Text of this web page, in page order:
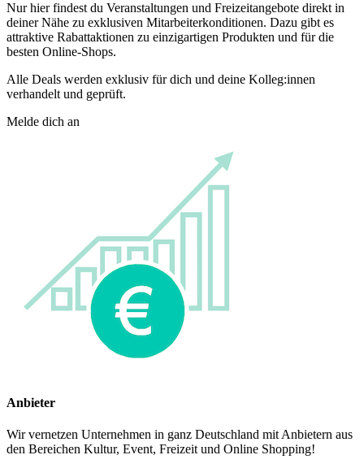
Nur hier findest du Veranstaltungen und Freizeitangebote direkt in
deiner Nähe zu exklusiven Mitarbeiterkonditionen. Dazu gibt es
attraktive Rabattaktionen zu einzigartigen Produkten und für die
besten Online-Shops.
Alle Deals werden exklusiv für dich und deine Kolleg:innen
verhandelt und geprüft.
Melde dich an
Anbieter
Wir vernetzen Unternehmen in ganz Deutschland mit Anbietern aus
den Bereichen Kultur, Event, Freizeit und Online Shopping!